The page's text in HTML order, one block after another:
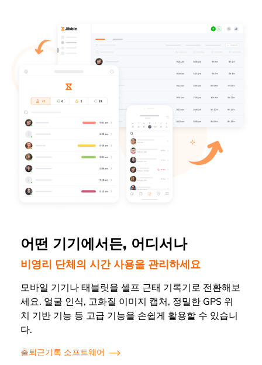
어떤 기기에서든, 어디서나
비영리 단체의 시간 사용을 관리하세요
모바일 기기나 태블릿을 셀프 근태 기록기로 전환해보
세요. 얼굴 인식, 고화질 이미지 캡처, 정밀한 GPS 위
치 기반 기능 등 고급 기능을 손쉽게 활용할 수 있습니
다.
출퇴근기록 소프트웨어